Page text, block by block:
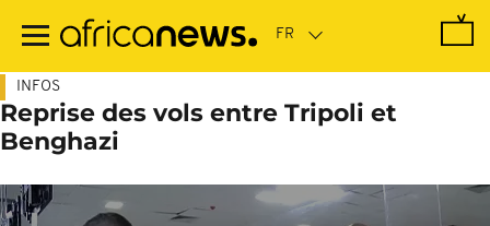
contenu
INFOS
Reprise des vols entre Tripoli et
Benghazi